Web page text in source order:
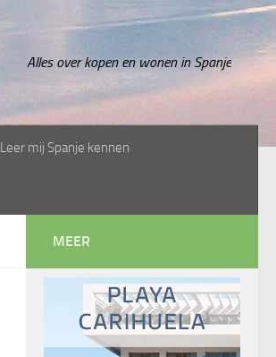
Alles over kopen en wonen in Spanje
Leer mij Spanje kennen
MEER